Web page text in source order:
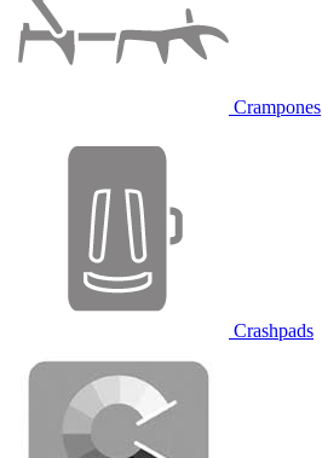
Crampones
Crashpads